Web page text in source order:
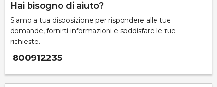
Hai bisogno di aiuto?
Siamo a tua disposizione per rispondere alle tue
domande, fornirti informazioni e soddisfare le tue
richieste.
800912235